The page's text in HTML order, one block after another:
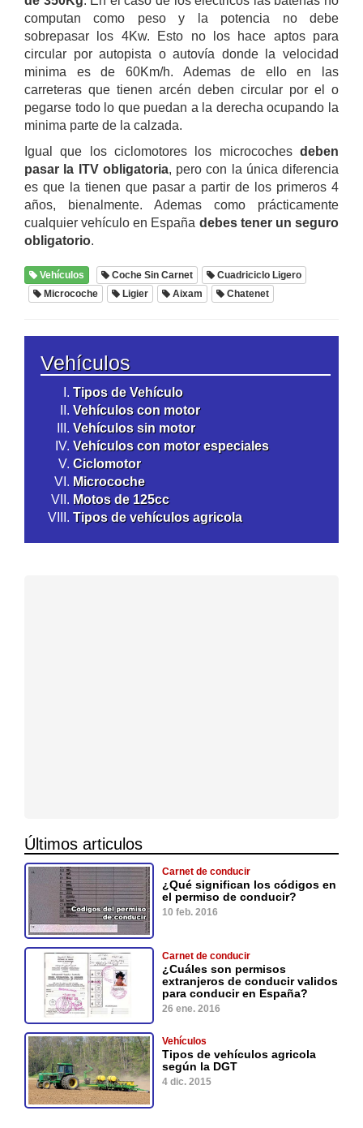
computan como peso y la potencia no debe
sobrepasar los 4Kw. Esto no los hace aptos para
circular por autopista o autovía donde la velocidad
minima es de 60Km/h. Ademas de ello en las
carreteras que tienen arcén deben circular por el o
pegarse todo lo que puedan a la derecha ocupando la
minima parte de la calzada.
Igual que los ciclomotores los microcoches deben
pasar la ITV obligatoria, pero con la única diferencia
es que la tienen que pasar a partir de los primeros 4
años, bienalmente. Ademas como prácticamente
cualquier vehículo en España debes tener un seguro
obligatorio.
Vehículos Coche Sin Carnet
Cuadriciclo Ligero
Microcoche
Ligier Aixam Chatenet
Vehículos
Tipos de Vehículo
Vehículos con motor
Vehículos sin motor
Vehículos con motor especiales
Ciclomotor
Microcoche
Motos de 125cc
Tipos de vehículos agricola
Últimos articulos
Carnet de conducir
¿Qué significan los códigos en
el permiso de conducir?
10 feb. 2016
Carnet de conducir
¿Cuáles son permisos
extranjeros de conducir validos
para conducir en España?
26 ene. 2016
Vehículos
Tipos de vehículos agricola
según la DGT
4 dic. 2015